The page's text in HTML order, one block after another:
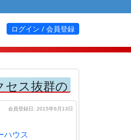
ログイン / 会員登録
セス抜群の
会員登録日: 2015年6月13日
ハウス